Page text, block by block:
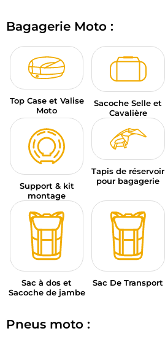
Bagagerie Moto :
Top Case et Valise
Moto
Sacoche Selle et
Cavalière
Support & kit
montage
Tapis de réservoir
pour bagagerie
Sac à dos et
Sacoche de jambe
Sac De Transport
Pneus moto :